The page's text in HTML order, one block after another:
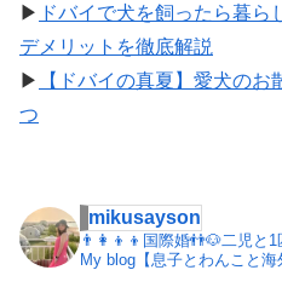
▶︎ ドバイで犬を飼ったら暮ら
デメリットを徹底解説
▶︎
【ドバイの真夏】愛犬の
つ
mikusayson
👨‍👩‍👦‍👦国際婚👬🐶二児と1
My blog【息子とわんこと海